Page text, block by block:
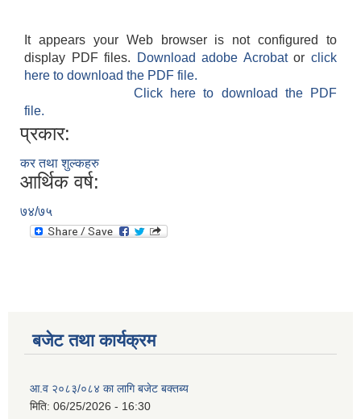
It appears your Web browser is not configured to
display PDF files.
Download adobe Acrobatorclick
here to download the PDF file.
Click here to download the PDF
file.
प्रकार:
कर तथा शुल्कहरु
आर्थिक वर्ष:
७४/७५
बजेट तथा कार्यक्रम
आ.व २०८३/०८४ का लागि बजेट बक्तब्य
मिति: 06/25/2026 - 16:30